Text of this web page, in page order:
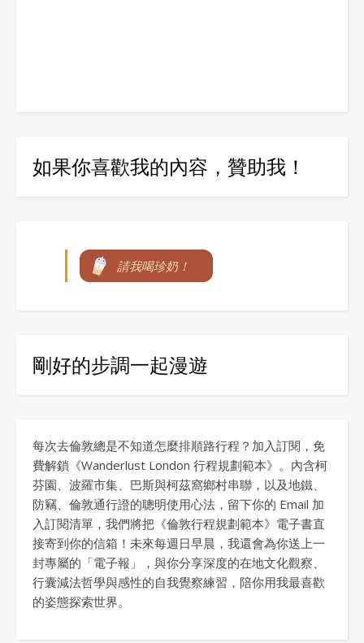
如果你喜歡我的內容，贊助我！
請我喝珍奶！
剛好的步調一起漫遊
每次去倫敦總是不知道怎麼排順路行程？加入訂閱，免
費解鎖《Wanderlust London 行程規劃範本》。內含柯
芬園、波羅市集、巴斯與柯茲窩鄉村串聯，以及地鐵、
防竊、倫敦通行證的聰明使用心法，留下你的 Email 加
入訂閱清單，我們將把《倫敦行程規劃範本》電子書直
接寄到你的信箱！未來每週日早晨，我還會為你送上一
封專屬的「電子報」，與你分享深度的在地文化觀察、
行囊減法哲學與感性的自我覺察練習，陪你用我最喜歡
的姿態探索世界。